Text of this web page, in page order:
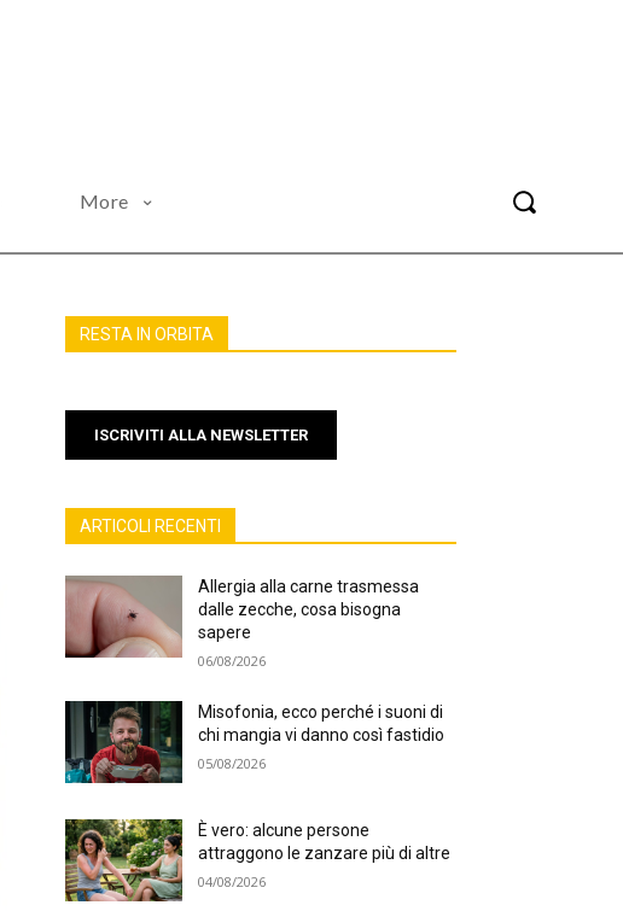
More
RESTA IN ORBITA
ISCRIVITI ALLA NEWSLETTER
ARTICOLI RECENTI
Allergia alla carne trasmessa
dalle zecche, cosa bisogna
sapere
06/08/2026
Misofonia, ecco perché i suoni di
chi mangia vi danno così fastidio
05/08/2026
È vero: alcune persone
attraggono le zanzare più di altre
04/08/2026